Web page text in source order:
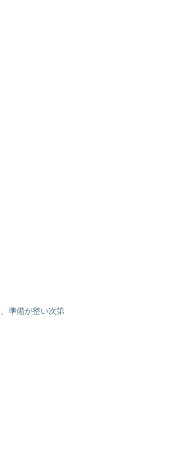
準備が整い次第